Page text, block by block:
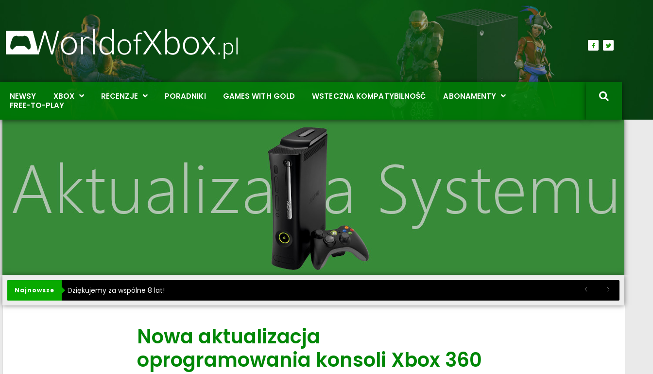
NEWSY XBOX RECENZJE PORADNIKI GAMES WITH GOLD WSTECZNA KOMPATYBILNOŚĆ
ABONAMENTY
FREE-TO-PLAY
Najnowsze Dziękujemy za wspólne 8 lat!
Nowa aktualizacja
oprogramowania konsoli Xbox 360